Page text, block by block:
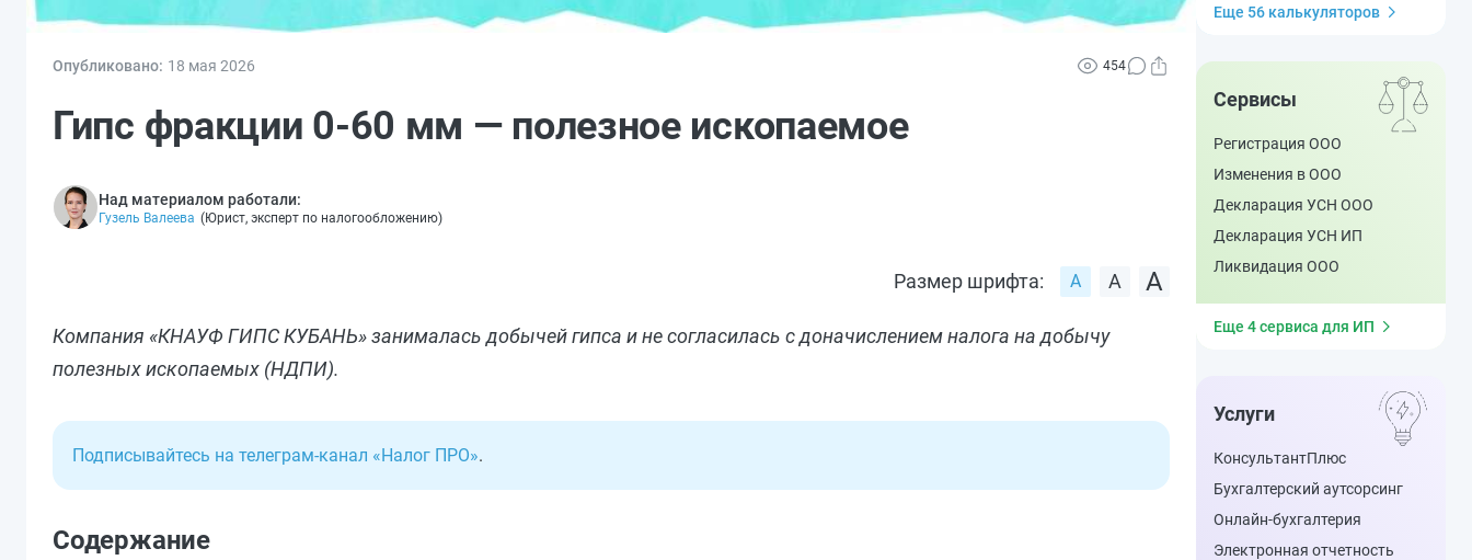
Опубликовано: 18 мая 2026 454
Гипс фракции 0-60 мм — полезное ископаемое
Над материалом работали:
Гузель Валеева (Юрист, эксперт по налогообложению)
Размер шрифта:
Компания «КНАУФ ГИПС КУБАНЬ» занималась добычей гипса и не согласилась с доначислением налога на добычу
полезных ископаемых (НДПИ).
Подписывайтесь на телеграм-канал «Налог ПРО».
Содержание
Еще 56 калькуляторов
Сервисы
Регистрация ООО
Изменения в ООО
Декларация УСН ООО
Декларация УСН ИП
Ликвидация ООО
Еще 4 сервиса для ИП
Услуги
КонсультантПлюс
Бухгалтерский аутсорсинг
Онлайн-бухгалтерия
Электронная отчетность